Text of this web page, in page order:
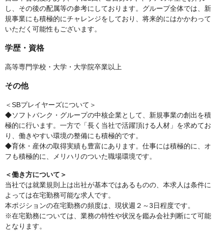
し、その後の配属等の参考にしております。グループ全体では、新
規事業にも積極的にチャレンジをしており、将来的にはかかわって
いただく可能性もございます。
学歴・資格
高等専門学校・大学・大学院卒業以上
その他
＜SBプレイヤーズについて＞
◆ソフトバンク・グループの中核企業として、新規事業の創出を積
極的に行います。一方で「長く当社で活躍頂ける人材」を求めてお
り、働きやすい環境の整備にも積極的です。
◆育休・産休の取得実績も豊富にあります。仕事には積極的に、オ
フも積極的に、メリハリのついた職場環境です。
＜働き方について＞
当社では就業規則上は出社が基本ではあるものの、本求人は条件に
よっては在宅勤務可能な求人です。
本ポジションの在宅勤務の頻度は、現状週２～3日程度です。
※在宅勤務については、業務の特性や状況を鑑み会社判断にて可能
となります。